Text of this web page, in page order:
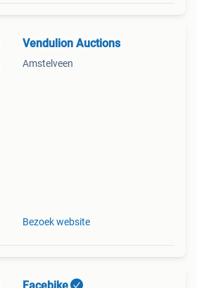
Vendulion Auctions
Amstelveen
Bezoek website